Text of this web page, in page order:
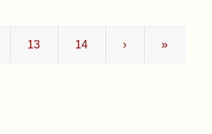
13 14 › »